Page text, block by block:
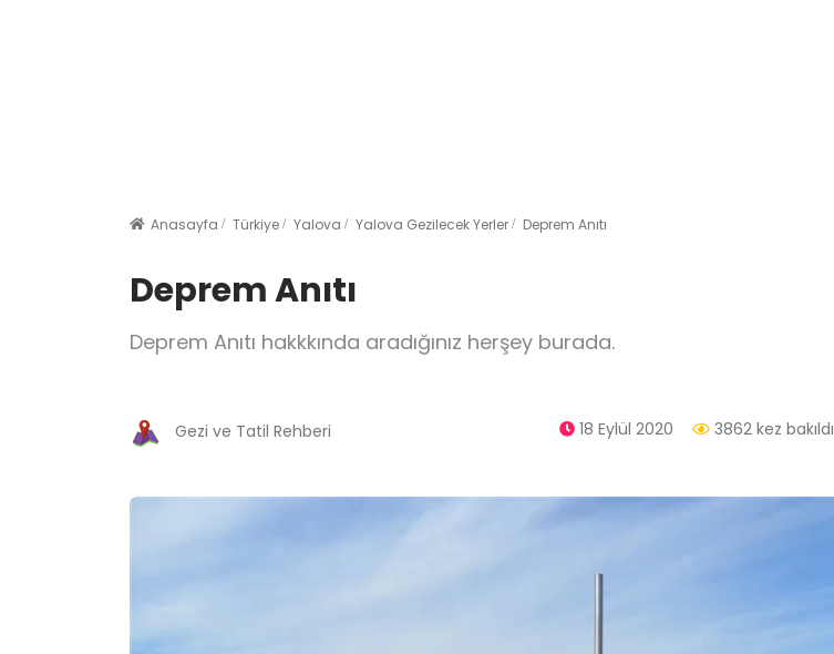
Anasayfa Türkiye Yalova Yalova Gezilecek Yerler Deprem Anıtı
Deprem Anıtı
Deprem Anıtı hakkkında aradığınız herşey burada.
Gezi ve Tatil Rehberi 18 Eylül 2020 3862 kez bakıldı